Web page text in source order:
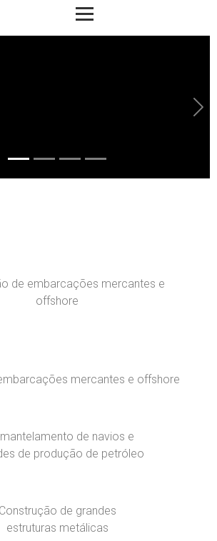
de embarcações mercantes e
offshore
mercantes e offshore
de navios e
de produção de petróleo
Construção de grandes
estruturas metálicas